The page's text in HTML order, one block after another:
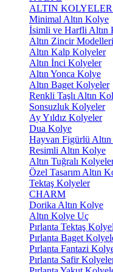
ALTIN KOLYELER
Minimal Altın Kolye
İsimli ve Harfli Altın
Altın Zincir Modelleri
Altın Kalp Kolyeler
Altın İnci Kolyeler
Altın Yonca Kolye
Altın Baget Kolyeler
Renkli Taşlı Altın
Sonsuzluk Kolyeler
Ay Yıldız Kolyeler
Dua Kolye
Hayvan Figürlü
Resimli Altın Kolye
Altın Tuğralı
Özel Tasarım Altın
Tektaş Kolyeler
CHARM
Dorika Altın Kolye
Altın Kolye Uç
Pırlanta Tektaş
Pırlanta Baget
Pırlanta Fantazi
Pırlanta Safir